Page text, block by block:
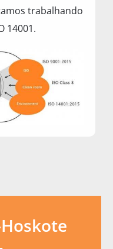
trabalhando
14001.